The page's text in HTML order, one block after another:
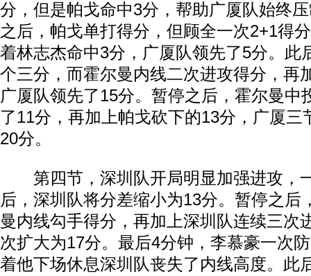
分，但是帕戈命中3分，帮助广厦队始终
之后，帕戈单打得分，但顾全一次2+1得
着林志杰命中3分，广厦队领先了5分。此
个三分，而霍尔曼内线二次进攻得分，再
广厦队领先了15分。暂停之后，霍尔曼中
了11分，再加上帕戈砍下的13分，广厦三
20分。
第四节，深圳队开局明显加强进攻，
后，深圳队将分差缩小为13分。暂停之后
曼内线勾手得分，再加上深圳队连续三次
次扩大为17分。最后4分钟，李慕豪一次
着他下场休息深圳队丧失了内线高度。此
动物系恋人啊 | 钟欣潼体验爱情哲学 南